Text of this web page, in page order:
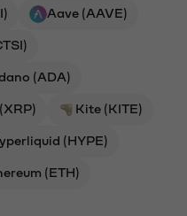
Aave (AAVE)
(ADA)
Kite (KITE)
(HYPE)
(ETH)